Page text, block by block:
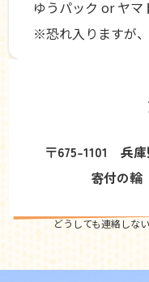
ゆうパック or ヤ
※恐れ入りますが
〒675-1101 兵
寄付の
どうしても連絡しな